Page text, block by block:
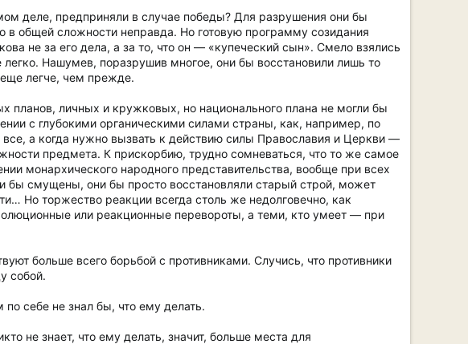
деле, предприняли в случае победы? Для разрушения они бы
в общей сложности неправда. Но готовую программу созидания
не за его дела, а за то, что он — «купеческий сын». Смело взялись
Нашумев, поразрушив многое, они бы восстановили лишь то
еще легче, чем прежде.
планов, личных и кружковых, но национального плана не могли бы
с глубокими органическими силами страны, как, например, по
а когда нужно вызвать к действию силы Православия и Церкви —
предмета. К прискорбию, трудно сомневаться, что то же самое
монархического народного представительства, вообще при всех
бы смущены, они бы просто восстановляли старый строй, может
Но торжество реакции всегда столь же недолговечно, как
или реакционные перевороты, а теми, кто умеет — при
больше всего борьбой с противниками. Случись, что противники
собой.
себе не знал бы, что ему делать.
не знает, что ему делать, значит, больше места для